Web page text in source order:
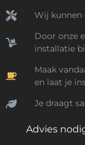
Wij kunnen
Door onze
installatie
Maak
en laat je
Je draagt
Advies